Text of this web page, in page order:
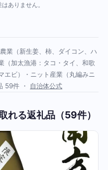
ありません。
業（新生姜、柿、ダイコン、ハ
（加太漁港：タコ・タイ、和歌
エビ）・ニット産業（丸編みニ
59件 ・ 自治体公式
れる返礼品（59件）